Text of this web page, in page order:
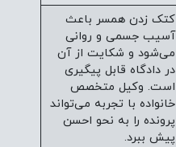
کتک زدن همسر باعث
آسیب جسمی و روانی
می‌شود و شکایت از آن
در دادگاه قابل پیگیری
است. وکیل متخصص
خانواده با تجربه می‌تواند
پرونده را به نحو احسن
پیش ببرد.